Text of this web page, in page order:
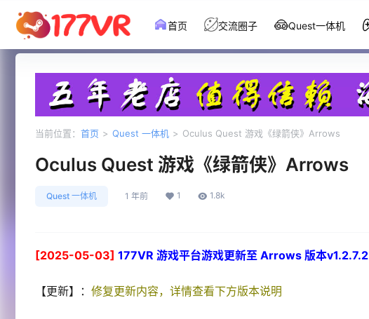
首页 交流圈子 Quest一体机
当前位置： 首页 > Quest 一体机 > Oculus Quest 游戏《绿箭侠》Arrows
Oculus Quest 游戏《绿箭侠》Arrows
Quest 一体机 1 年前 1 1.8k
[2025-05-03] 177VR 游戏平台游戏更新至 Arrows 版本v1.2.7.2
【更新】： 修复更新内容，详情查看下方版本说明